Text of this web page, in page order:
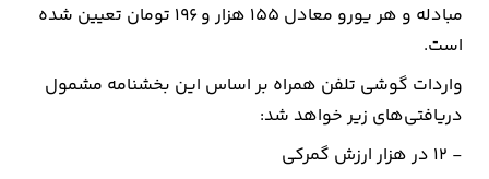
خودرو
عمومی
نوتیف
شناور
مبادله و هر یورو معادل ۱۵۵ هزار و ۱۹۶ تومان تعیین شده
است.
واردات گوشی تلفن همراه بر اساس این بخشنامه مشمول
دریافتی‌های زیر خواهد شد:
- ۱۲ در هزار ارزش گمرکی